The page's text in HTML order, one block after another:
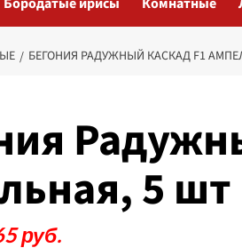
БЕГОНИЯ РАДУЖНЫЙ КАСКАД F1
5
руб.